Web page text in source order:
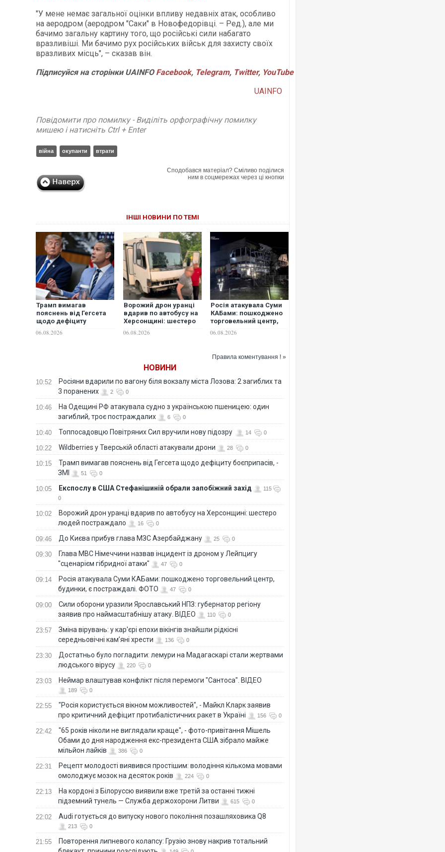
"У мене немає загальної оцінки впливу недавніх атак, особливо
на аеродром (аеродром "Саки" в Новофедорівці. – Ред.), але ми
бачимо загальну картину того, що російські сили набагато
вразливіші. Ми бачимо рух російських військ для захисту своїх
вразливих місць", – сказав він.
Підписуйся на сторінки UAINFO Facebook, Telegram, Twitter, YouTube
UAINFO
Повідомити про помилку - Виділіть орфографічну помилку
мишею і натисніть Ctrl + Enter
війна окупанти втрати
Сподобався матеріал? Сміливо поділися
ним в соцмережах через ці кнопки
ІНШІ НОВИНИ ПО ТЕМІ
Трамп вимагав
пояснень від Гегсета
щодо дефіциту
06.08.2026
Ворожий дрон уранці
вдарив по автобусу на
Херсонщині: шестеро
06.08.2026
Росія атакувала Суми
КАБами: пошкоджено
торговельний центр,
постраждалі. ФОТО
06.08.2026
Правила коментування ! »
НОВИНИ
10:52
Росіяни вдарили по вагону біля вокзалу міста Лозова: 2 загиблих та
3 поранених
2 0
10:46
На Одещині РФ атакувала судно з українською пшеницею: один
загиблий, троє постраждалих
6 0
10:40 Топпосадовцю Повітряних Сил вручили нову підозру 14 0
10:22 Wildberries у Тверській області атакували дрони 28 0
10:15
Трамп вимагав пояснень від Гегсета щодо дефіциту боєприпасів, -
ЗМІ
51 0
10:05 Експослу в США Стефанішиній обрали запобіжний захід
115
0
10:02
Ворожий дрон уранці вдарив по автобусу на Херсонщині: шестеро
людей постраждало
16 0
09:46 До Києва прибув глава МЗС Азербайджану 25 0
09:30
Глава МВС Німеччини назвав інцидент із дроном у Лейпцигу
"сценарієм гібридної атаки"
47 0
09:14
Росія атакувала Суми КАБами: пошкоджено торговельний центр,
будинки, є постраждалі. ФОТО
47 0
09:00
Сили оборони уразили Ярославський НПЗ: губернатор регіону
заявив про наймасштабнішу атаку. ВІДЕО
110 0
23:57
Зміна вірувань: у кар'єрі епохи вікінгів знайшли рідкісні
середньовічні кам’яні хрести
136 0
23:30
Достатньо було погладити: лемури на Мадагаскарі стали жертвами
людського вірусу
220 0
23:03 Неймар влаштував конфлікт після перемоги "Сантоса". ВІДЕО
189 0
22:55
"Росія користується вікном можливостей", - Майкл Кларк заявив
про критичний дефіцит протибалістичних ракет в Україні
156 0
22:42
"65 років ніколи не виглядали краще", - фото-привітання Мішель
Обами до дня народження екс-президента США зібрало майже
мільйон лайків
386 0
22:31
Рецепт молодості виявився простішим: володіння кількома мовами
омолоджує мозок на десяток років
224 0
22:13
На кордоні з Білоруссю виявили вже третій за останні тижні
підземний тунель — Служба держохорони Литви
615 0
22:02 Audi готується до випуску нового покоління позашляховика Q8
213 0
21:55
Повторення липневого колапсу: Грузію знову накрив тотальний
Росія атакувала Суми
торговельний центр,
Топпосадовцю Повітряних